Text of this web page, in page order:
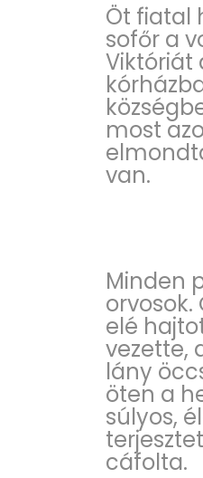
Öt fiatal
sofőr a
Viktóriát
most
van.
Minden
elé
vezette,
lány
öten a
súlyos,
cáfolta.